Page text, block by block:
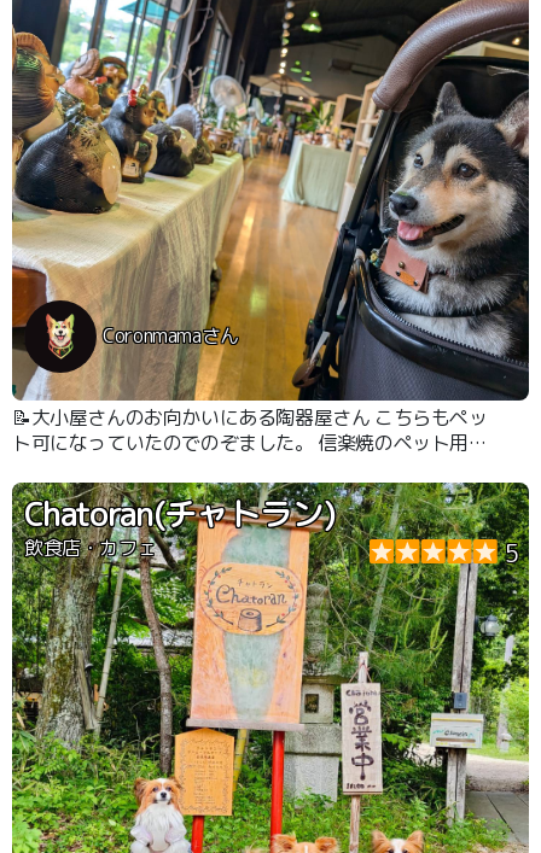
Coronmamaさん
📝大小屋さんのお向かいにある陶器屋さん こちらもペッ
ト可になっていたのでのぞました。 信楽焼のペット用食
を座って頂くことが出来ました
Chatoran(チャトラン)
飲食店・カフェ 5